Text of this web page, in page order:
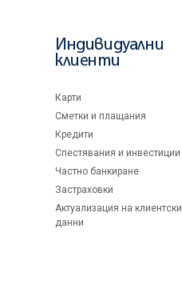
Индивидуални
клиенти
Карти
Сметки и плащания
Кредити
Спестявания и инвестиции
Частно банкиране
Застраховки
Актуализация на клиентски
данни